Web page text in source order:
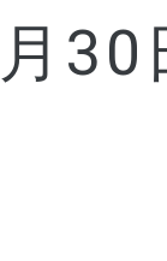
30